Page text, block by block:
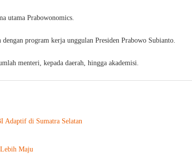
utama Prabowonomics.
program kerja unggulan Presiden Prabowo Subianto.
menteri, kepada daerah, hingga akademisi.
Adaptif di Sumatra Selatan
Maju